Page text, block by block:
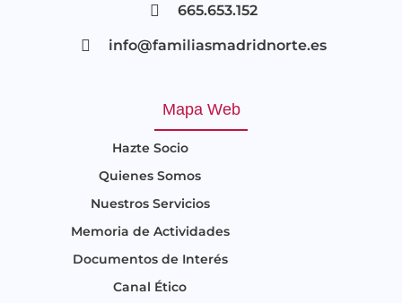
665.653.152
info@familiasmadridnorte.es
Mapa Web
Hazte Socio
Quienes Somos
Nuestros Servicios
Memoria de Actividades
Documentos de Interés
Canal Ético